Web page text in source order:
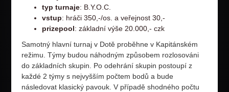
typ turnaje: B.Y.O.C.
vstup: hráči 350,-/os. a veřejnost 30,-
prizepool: základní výše 20.000,- czk
Samotný hlavní turnaj v Dotě proběhne v Kapitánském
režimu. Týmy budou náhodným způsobem rozlosováni
do základních skupin. Po odehrání skupin postoupí z
každé 2 týmy s nejvyšším počtem bodů a bude
následovat klasický pavouk. V případě shodného počtu